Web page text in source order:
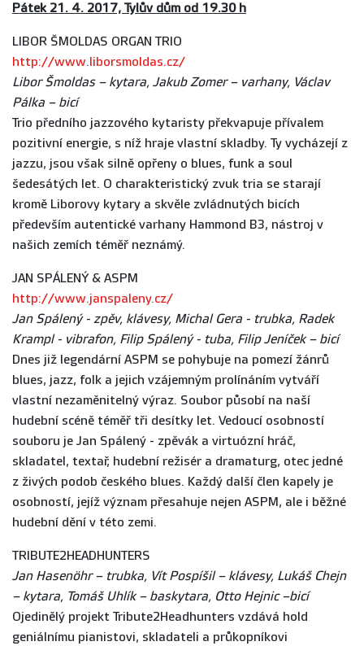
Pátek 21. 4. 2017, Tylův dům od 19.30 h
LIBOR ŠMOLDAS ORGAN TRIO
http://www.liborsmoldas.cz/
Libor Šmoldas – kytara, Jakub Zomer – varhany, Václav
Pálka – bicí
Trio předního jazzového kytaristy překvapuje přívalem
pozitivní energie, s níž hraje vlastní skladby. Ty vycházejí z
jazzu, jsou však silně opřeny o blues, funk a soul
šedesátých let. O charakteristický zvuk tria se starají
kromě Liborovy kytary a skvěle zvládnutých bicích
především autentické varhany Hammond B3, nástroj v
našich zemích téměř neznámý.
JAN SPÁLENÝ & ASPM
http://www.janspaleny.cz/
Jan Spálený - zpěv, klávesy, Michal Gera - trubka, Radek
Krampl - vibrafon, Filip Spálený - tuba, Filip Jeníček – bicí
Dnes již legendární ASPM se pohybuje na pomezí žánrů
blues, jazz, folk a jejich vzájemným prolínáním vytváří
vlastní nezaměnitelný výraz. Soubor působí na naší
hudební scéně téměř tři desítky let. Vedoucí osobností
souboru je Jan Spálený - zpěvák a virtuózní hráč,
skladatel, textař, hudební režisér a dramaturg, otec jedné
z živých podob českého blues. Každý další člen kapely je
osobností, jejíž význam přesahuje nejen ASPM, ale i běžné
hudební dění v této zemi.
TRIBUTE2HEADHUNTERS
Jan Hasenöhr – trubka, Vít Pospíšil – klávesy, Lukáš Chejn
– kytara, Tomáš Uhlík – baskytara, Otto Hejnic –bicí
Ojedinělý projekt Tribute2Headhunters vzdává hold
geniálnímu pianistovi, skladateli a průkopníkovi